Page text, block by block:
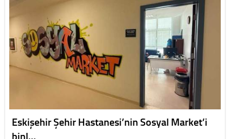
Eskişehir Şehir Hastanesi’nin Sosyal Market’i
binl…